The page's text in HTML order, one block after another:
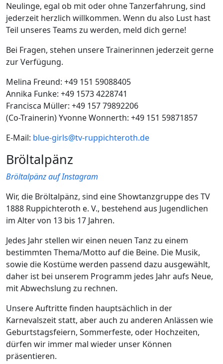
Neulinge, egal ob mit oder ohne Tanzerfahrung, sind
jederzeit herzlich willkommen. Wenn du also Lust hast
Teil unseres Teams zu werden, meld dich gerne!
Bei Fragen, stehen unsere Trainerinnen jederzeit gerne
zur Verfügung.
Melina Freund: +49 151 59088405
Annika Funke: +49 1573 4228741
Francisca Müller: +49 157 79892206
(Co-Trainerin) Yvonne Wonnerth: +49 151 59871857
E-Mail: blue-girls@tv-ruppichteroth.de
Bröltalpänz
Bröltalpänz auf Instagram
Wir, die Bröltalpänz, sind eine Showtanzgruppe des TV
1888 Ruppichteroth e. V., bestehend aus Jugendlichen
im Alter von 13 bis 17 Jahren.
Jedes Jahr stellen wir einen neuen Tanz zu einem
bestimmten Thema/Motto auf die Beine. Die Musik,
sowie die Kostüme werden passend dazu ausgewählt,
daher ist bei unserem Programm jedes Jahr aufs Neue,
mit Abwechslung zu rechnen.
Unsere Auftritte finden hauptsächlich in der
Karnevalszeit statt, aber auch zu anderen Anlässen wie
Geburtstagsfeiern, Sommerfeste, oder Hochzeiten,
dürfen wir immer mal wieder unser Können
präsentieren.